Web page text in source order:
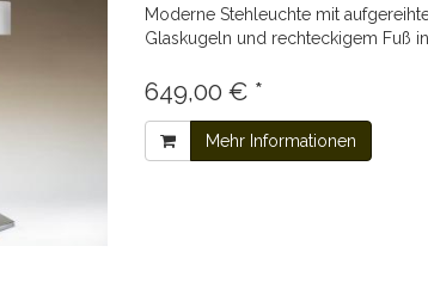
Moderne Stehleuchte mit
Glaskugeln und rechteckigem Fuß
649,00 € *
Mehr Informationen